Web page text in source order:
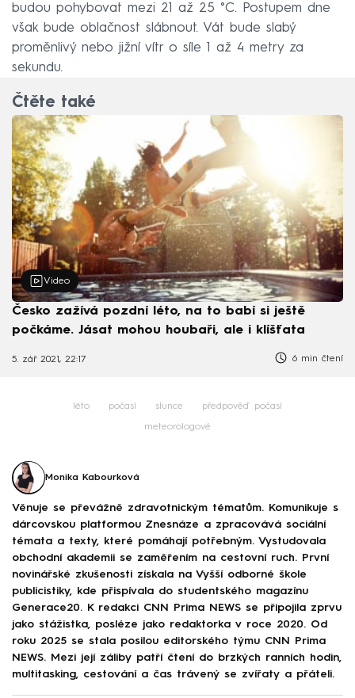
budou pohybovat mezi 21 až 25 °C. Postupem dne
však bude oblačnost slábnout. Vát bude slabý
proměnlivý nebo jižní vítr o síle 1 až 4 metry za
sekundu.
Čtěte také
Video
Česko zažívá pozdní léto, na to babí si ještě
počkáme. Jásat mohou houbaři, ale i klíšťata
5. zář 2021, 22:17 6 min čtení
léto počasí slunce předpověď počasí
meteorologové
Monika Kabourková
Věnuje se převážně zdravotnickým tématům. Komunikuje s
dárcovskou platformou Znesnáze a zpracovává sociální
témata a texty, které pomáhají potřebným. Vystudovala
obchodní akademii se zaměřením na cestovní ruch. První
novinářské zkušenosti získala na Vyšší odborné škole
publicistiky, kde přispívala do studentského magazínu
Generace20. K redakci CNN Prima NEWS se připojila zprvu
jako stážistka, posléze jako redaktorka v roce 2020. Od
roku 2025 se stala posilou editorského týmu CNN Prima
NEWS. Mezi její záliby patří čtení do brzkých ranních hodin,
multitasking, cestování a čas trávený se zvířaty a přáteli.